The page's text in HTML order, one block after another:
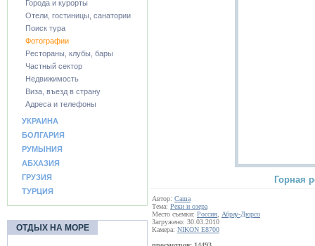
Города и курорты
Отели, гостиницы, санатории
Поиск тура
Фотографии
Рестораны, клубы, бары
Частный сектор
Недвижимость
Виза, въезд в страну
Адреса и телефоны
УКРАИНА
БОЛГАРИЯ
РУМЫНИЯ
АБХАЗИЯ
ГРУЗИЯ
ТУРЦИЯ
ОТДЫХ НА МОРЕ
Горная
Автор: Саша
Тема: Реки и озера
Место съемки: Россия
Абрау-Дюрсо
Загружено: 30.03.2010
Камера: NIKON E8700